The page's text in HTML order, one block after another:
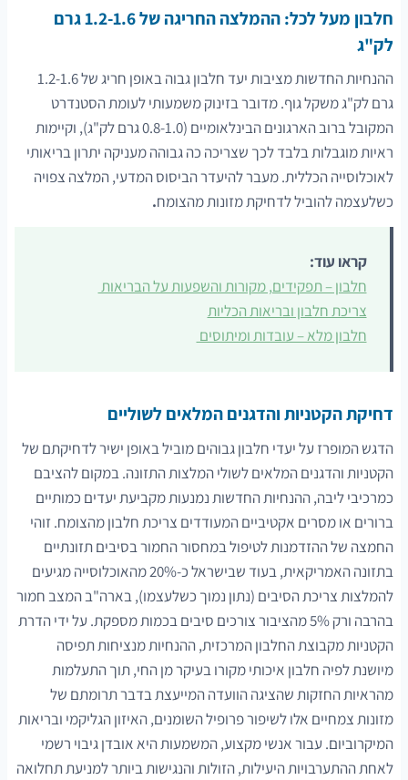
חלבון מעל לכל: ההמלצה החריגה של 1.2-1.6 גרם
לק"ג
ההנחיות החדשות מציבות יעד חלבון גבוה באופן חריג של 1.2-1.6
גרם לק"ג משקל גוף. מדובר בזינוק משמעותי לעומת הסטנדרט
המקובל ברוב הארגונים הבינלאומיים (0.8-1.0 גרם לק"ג), וקיימות
ראיות מוגבלות בלבד לכך שצריכה כה גבוהה מעניקה יתרון בריאותי
לאוכלוסייה הכללית. מעבר להיעדר הביסוס המדעי, המלצה צפויה
כשלעצמה להוביל לדחיקת מזונות מהצומח.
קראו עוד:
חלבון – תפקידים, מקורות והשפעות על הבריאות
צריכת חלבון ובריאות הכליות
חלבון מלא – עובדות ומיתוסים
דחיקת הקטניות והדגנים המלאים לשוליים
הדגש המופרז על יעדי חלבון גבוהים מוביל באופן ישיר לדחיקתם של
הקטניות והדגנים המלאים לשולי המלצות התזונה. במקום להציבם
כמרכיבי ליבה, ההנחיות החדשות נמנעות מקביעת יעדים כמותיים
ברורים או מסרים אקטיביים המעודדים צריכת חלבון מהצומח. זוהי
החמצה של ההזדמנות לטיפול במחסור החמור בסיבים תזונתיים
בתזונה האמריקאית, בעוד שבישראל כ-20% מהאוכלוסייה מגיעים
להמלצות צריכת הסיבים (נתון נמוך כשלעצמו), בארה"ב המצב חמור
בהרבה ורק 5% מהציבור צורכים סיבים בכמות מספקת. על ידי הדרת
הקטניות מקבוצת החלבון המרכזית, ההנחיות מנציחות תפיסה
מיושנת לפיה חלבון איכותי מקורו בעיקר מן החי, תוך התעלמות
מהראיות החזקות שהציגה הוועדה המייעצת בדבר תרומתם של
מזונות צמחיים אלו לשיפור פרופיל השומנים, האיזון הגליקמי ובריאות
המיקרוביום. עבור אנשי מקצוע, המשמעות היא אובדן גיבוי רשמי
לאחת ההתערבויות היעילות, הזולות והנגישות ביותר למניעת תחלואה